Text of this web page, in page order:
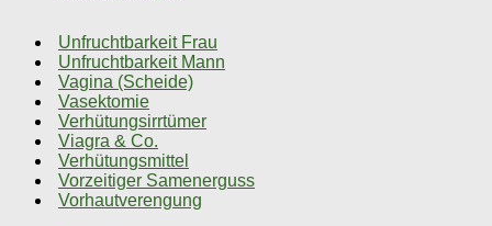
Unfruchtbarkeit Frau
Unfruchtbarkeit Mann
Vagina (Scheide)
Vasektomie
Verhütungsirrtümer
Viagra & Co.
Verhütungsmittel
Vorzeitiger Samenerguss
Vorhautverengung